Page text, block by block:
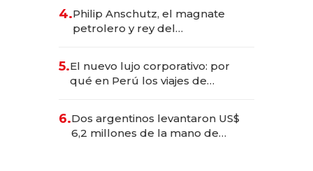
4.Philip Anschutz, el magnate
petrolero y rey del
Fénix
5.El nuevo lujo corporativo: por
qué en Perú los viajes de
para convertirse en experiencias
transformadoras
6.Dos argentinos levantaron US$
6,2 millones de la mano de